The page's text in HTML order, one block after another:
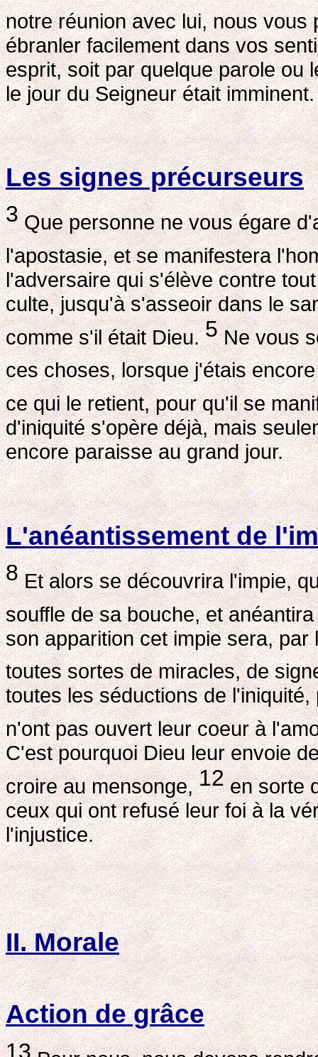
notre réunion avec lui, nous
ébranler facilement dans vos
esprit, soit par quelque parole ou
le jour du Seigneur était imminent.
Les signes précurseurs
3Que personne ne vous égare
l'apostasie, et se manifestera
l'adversaire qui s'élève contre
culte, jusqu'à s'asseoir dans le
comme s'il était Dieu.5Ne vous
ces choses, lorsque j'étais
ce qui le retient, pour qu'il se
d'iniquité s'opère déjà, mais
encore paraisse au grand jour.
L'anéantissement de
8Et alors se découvrira l'impie,
souffle de sa bouche, et
son apparition cet impie sera,
toutes sortes de miracles, de
toutes les séductions de
n'ont pas ouvert leur coeur à
C'est pourquoi Dieu leur envoie
croire au mensonge,12en sorte
ceux qui ont refusé leur foi à la
l'injustice.
II. Morale
Action de grâce
13